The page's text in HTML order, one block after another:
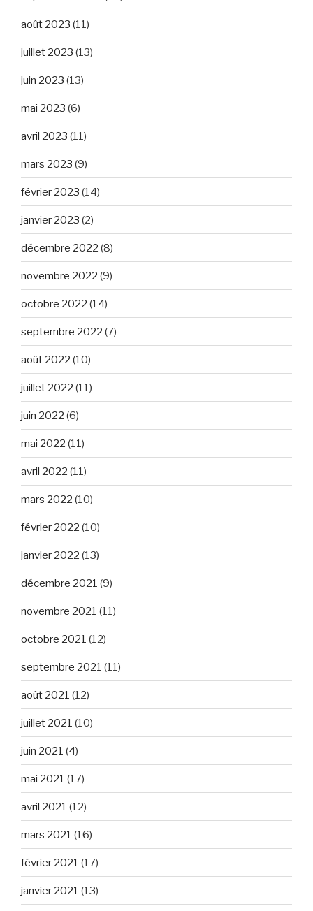
août 2023 (11)
juillet 2023 (13)
juin 2023 (13)
mai 2023 (6)
avril 2023 (11)
mars 2023 (9)
février 2023 (14)
janvier 2023 (2)
décembre 2022 (8)
novembre 2022 (9)
octobre 2022 (14)
septembre 2022 (7)
août 2022 (10)
juillet 2022 (11)
juin 2022 (6)
mai 2022 (11)
avril 2022 (11)
mars 2022 (10)
février 2022 (10)
janvier 2022 (13)
décembre 2021 (9)
novembre 2021 (11)
octobre 2021 (12)
septembre 2021 (11)
août 2021 (12)
juillet 2021 (10)
juin 2021 (4)
mai 2021 (17)
avril 2021 (12)
mars 2021 (16)
février 2021 (17)
janvier 2021 (13)